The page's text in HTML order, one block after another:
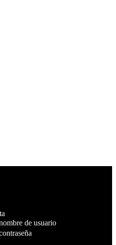
de usuario